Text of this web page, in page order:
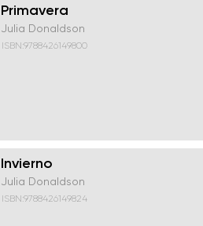
Primavera
Julia Donaldson
ISBN:9788426149800
Invierno
Julia Donaldson
ISBN:9788426149824